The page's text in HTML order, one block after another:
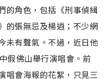
的角色，包括《刑事偵緝
的張無忌及楊逍；不少網
未有聲氣。不過，近日他
假佛山舉行演唱會。前
唱會海報的花絮，只見三